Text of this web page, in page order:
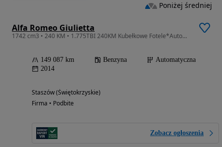
Alfa Romeo Giulietta
1742 cm3 • 240 KM • 1.775TBI 240KM Kubełkowe Fotele*Automat*Klimatronic*Parktronic*Navi*
149 087 km Benzyna
Automatyczna
2014
Staszów (Świętokrzyskie)
Firma • Podbite
Zobacz ogłoszenia
Poniżej średniej